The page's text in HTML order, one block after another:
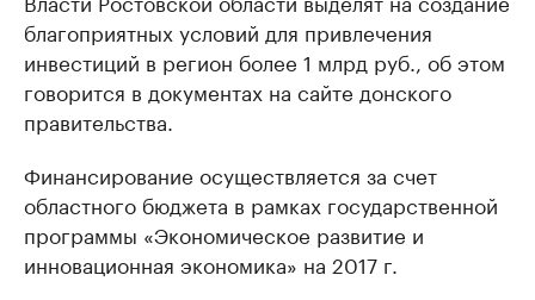
благоприятных условий для привлечения
инвестиций в регион более 1 млрд руб., об этом
говорится в документах на сайте донского
правительства.
Финансирование осуществляется за счет
областного бюджета в рамках государственной
программы «Экономическое развитие и
инновационная экономика» на 2017 г.